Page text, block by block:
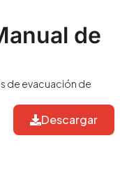
de
de evacuación de
Descargar